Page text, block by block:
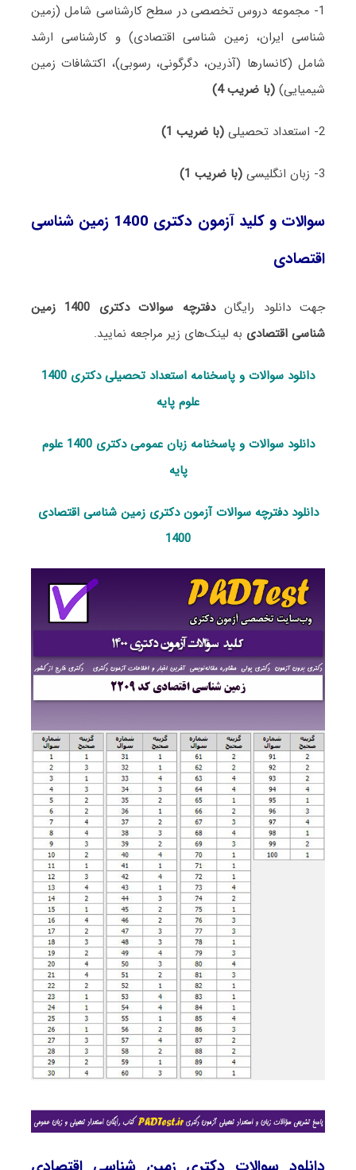
1- مجموعه دروس تخصصی در سطح کارشناسی شامل (زمین
شناسی ایران، زمین شناسی اقتصادی) و کارشناسی ارشد
شامل (کانسارها (آذرین، دگرگونی، رسوبی)، اکتشافات زمین
شیمیایی) (با ضریب 4)
2- استعداد تحصیلی (با ضریب 1)
3- زبان انگلیسی (با ضریب 1)
سوالات و کلید آزمون دکتری 1400 زمین شناسی
اقتصادی
جهت دانلود رایگان
دفترچه سوالات دکتری 1400 زمین
شناسی اقتصادی به لینک‌های زیر مراجعه نمایید.
دانلود سوالات و پاسخنامه استعداد تحصیلی دکتری 1400
علوم پایه
دانلود سوالات و پاسخنامه زبان عمومی دکتری 1400 علوم
پایه
دانلود دفترچه سوالات آزمون دکتری زمین شناسی اقتصادی
1400